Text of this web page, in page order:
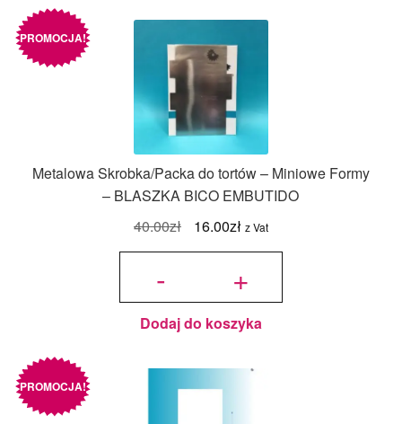
Metalowa Skrobka/Packa do tortów – Miniowe Formy
– BLASZKA BICO EMBUTIDO
PROMOCJA!
40.00zł
Pierwotna
cena
16.00złAktualna
cena
16.00zł.
z Vat
-
ilość Metalowa
Miniowe
Formy -
BLASZKA
BICO
EMBUTIDO
+
Dodaj do koszyka
PROMOCJA!